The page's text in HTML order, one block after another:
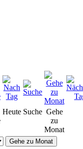
Heute Suche Gehe
zu
Monat
Gehe zu Monat